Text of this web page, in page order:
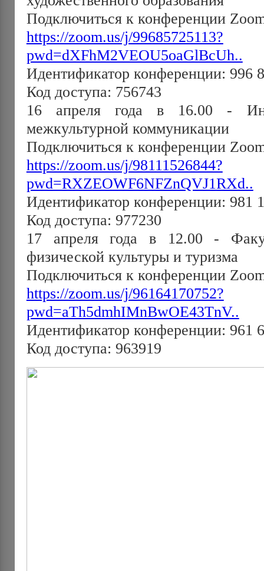
Подключиться к конференции
https://zoom.us/j/99685725113?
pwd=dXFhM2VEOU5oaGlBcUh..
Идентификатор конференции: 996
Код доступа: 756743
16 апреля года в 16.00 -
межкультурной коммуникации
Подключиться к конференции
https://zoom.us/j/98111526844?
pwd=RXZEOWF6NFZnQVJ1RXd..
Идентификатор конференции: 981
Код доступа: 977230
17 апреля года в 12.00 -
физической культуры и туризма
Подключиться к конференции
https://zoom.us/j/96164170752?
pwd=aTh5dmhIMnBwOE43TnV..
Идентификатор конференции: 961
Код доступа: 963919